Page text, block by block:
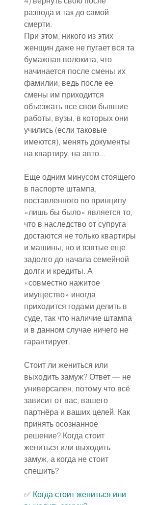
развода и так до самой
смерти.
При этом, никого из этих
женщин даже не пугает вся та
бумажная волокита, что
начинается после смены их
фамилии, ведь после ее
смены им приходится
объезжать все свои бывшие
работы, вузы, в которых они
учились (если таковые
имеются), менять документы
на квартиру, на авто...
Еще одним минусом стоящего
в паспорте штампа,
поставленного по принципу
«лишь бы было» является то,
что в наследство от супруга
достаются не только квартиры
и машины, но и взятые еще
задолго до начала семейной
долги и кредиты. А
«совместно нажитое
имущество» иногда
приходится годами делить в
суде, так что наличие штампа
и в данном случае ничего не
гарантирует.
Стоит ли жениться или
выходить замуж? Ответ — не
универсален, потому что всё
зависит от вас, вашего
партнёра и ваших целей. Как
принять осознанное
решение? Когда стоит
жениться или выходить
замуж, а когда не стоит
спешить?
✅ Когда стоит жениться или